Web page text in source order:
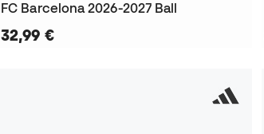
FC Barcelona 2026-2027 Ball
32,99 €